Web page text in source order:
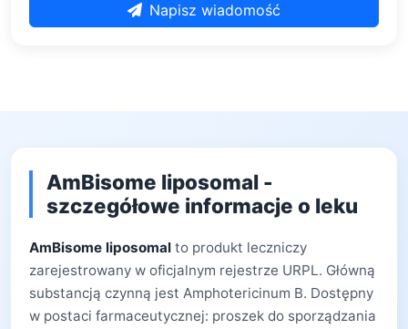
Napisz wiadomość
AmBisome liposomal -
szczegółowe informacje o leku
AmBisome liposomal to produkt leczniczy
zarejestrowany w oficjalnym rejestrze URPL. Główną
substancją czynną jest Amphotericinum B. Dostępny
w postaci farmaceutycznej: proszek do sporządzania